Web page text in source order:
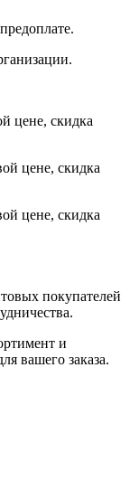
цене, скидка
цене, скидка
цене, скидка
покупателей
и
вашего заказа.